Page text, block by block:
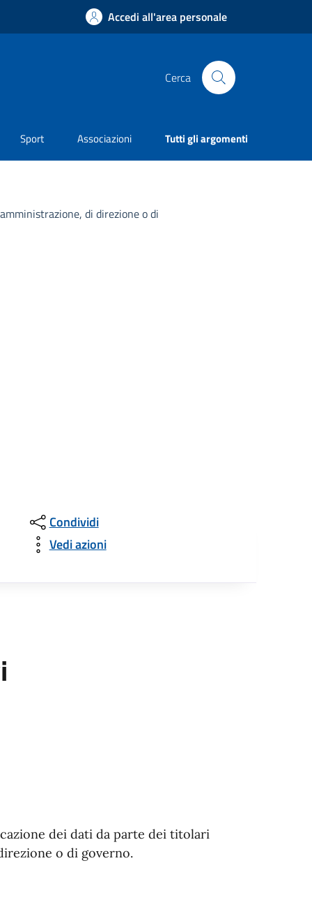
Accedi all'area personale
Cerca
Sport Associazioni Tutti gli argomenti
di direzione o di
Condividi
Vedi azioni
dei dati da parte dei titolari
o di governo.